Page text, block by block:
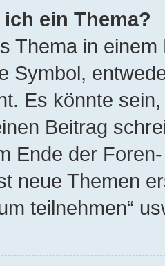
ein Thema?
Thema in
Symbol,
Es könnte
Beitrag
Ende der
neue Themen
teilnehmen“